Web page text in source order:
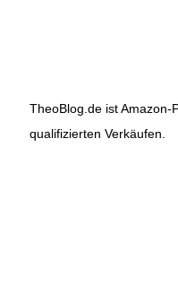
TheoBlog.de ist Amazon-
qualifizierten Verkäufen.